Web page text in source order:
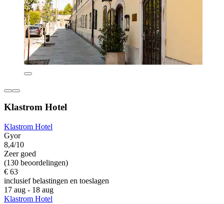
Klastrom Hotel
Klastrom Hotel
Gyor
8,4/10
Zeer goed
(130 beoordelingen)
€ 63
inclusief belastingen en toeslagen
17 aug - 18 aug
Klastrom Hotel